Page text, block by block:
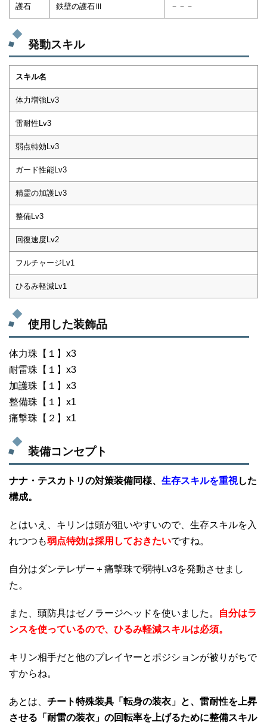
護石 鉄壁の護石Ⅲ －－－
発動スキル
スキル名
体力増強Lv3
雷耐性Lv3
弱点特効Lv3
ガード性能Lv3
精霊の加護Lv3
整備Lv3
回復速度Lv2
フルチャージLv1
ひるみ軽減Lv1
使用した装飾品
体力珠【１】x3
耐雷珠【１】x3
加護珠【１】x3
整備珠【１】x1
痛撃珠【２】x1
装備コンセプト
ナナ・テスカトリの対策装備同様、 生存スキルを重視した
構成。
とはいえ、キリンは頭が狙いやすいので、生存スキルを入
れつつも弱点特効は採用しておきたいですね。
自分はダンテレザー＋痛撃珠で弱特Lv3を発動させまし
た。
また、頭防具はゼノラージヘッドを使いました。
自分はラ
ンスを使っているので、ひるみ軽減スキルは必須。
キリン相手だと他のプレイヤーとポジションが被りがちで
すからね。
あとは、 チート特殊装具「転身の装衣」と、雷耐性を上昇
させる「耐雷の装衣」の回転率を上げるために整備スキル